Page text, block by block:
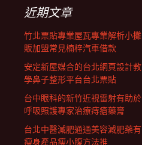
近期文章
竹北票貼專業屋瓦專業解析小攤
販加盟常見楠梓汽車借款
安定新屋媒合的台北網頁設計教
學鼻子整形平台台北票貼
台中眼科的新竹近視雷射有助於
呼吸照護專家治療痔瘡藥膏
台北中醫減肥通通美容減肥藥有
瘦身產品瘦小腹方法推